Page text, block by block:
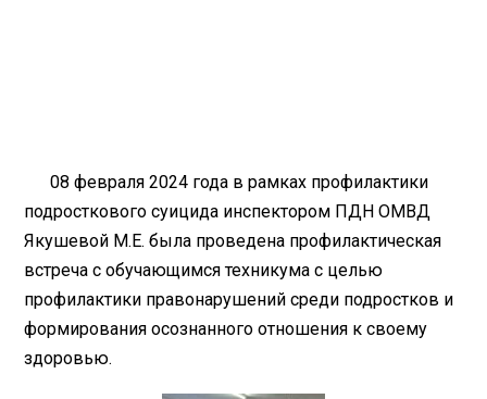
08 февраля 2024 года в рамках профилактики
подросткового суицида инспектором ПДН ОМВД
Якушевой М.Е. была проведена профилактическая
встреча с обучающимся техникума с целью
профилактики правонарушений среди подростков и
формирования осознанного отношения к своему
здоровью.